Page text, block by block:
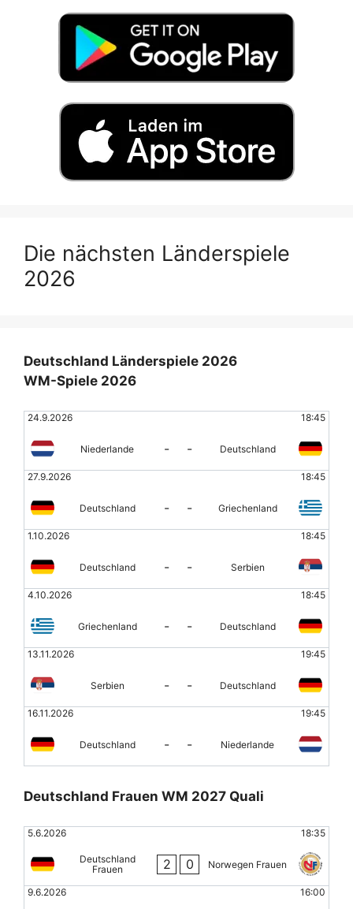
Die nächsten Länderspiele
2026
Deutschland Länderspiele 2026
WM-Spiele 2026
24.9.2026 18:45
Niederlande - - Deutschland
27.9.2026 18:45
Deutschland - - Griechenland
1.10.2026 18:45
Deutschland - - Serbien
4.10.2026 18:45
Griechenland - - Deutschland
13.11.2026 19:45
Serbien - - Deutschland
16.11.2026 19:45
Deutschland - - Niederlande
Deutschland Frauen WM 2027 Quali
5.6.2026 18:35
Deutschland
Frauen
2 0 Norwegen Frauen
9.6.2026 16:00